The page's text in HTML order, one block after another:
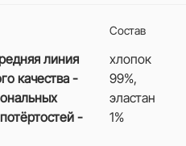
линия
качества -
-
Состав
хлопок
99%,
эластан
1%